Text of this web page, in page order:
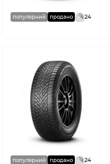
популярний продано 24
популярний продано 24